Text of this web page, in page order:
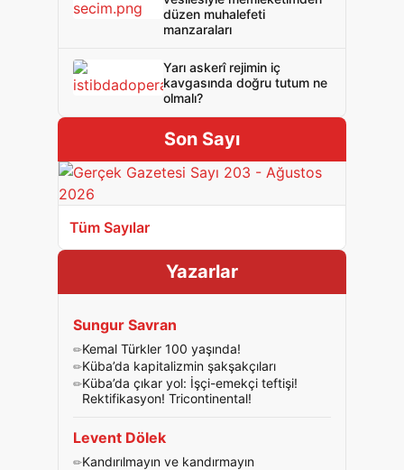
düzen muhalefeti
manzaraları
Yarı askerî rejimin iç
kavgasında doğru tutum ne
olmalı?
Son Sayı
Tüm Sayılar
Yazarlar
Sungur Savran
Kemal Türkler 100 yaşında!
Küba’da kapitalizmin şakşakçıları
Küba’da çıkar yol: İşçi-emekçi teftişi!
Rektifikasyon! Tricontinental!
Levent Dölek
Kandırılmayın ve kandırmayın